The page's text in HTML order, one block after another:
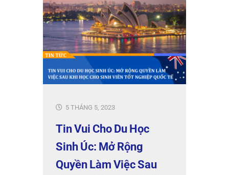
5 THÁNG 5, 2023
Tin Vui Cho Du Học
Sinh Úc: Mở Rộng
Quyền Làm Việc Sau